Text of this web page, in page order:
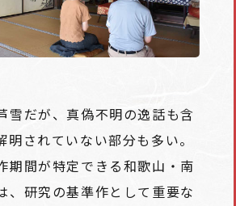
雪だが、真偽不明の逸話も含
明されていない部分も多い。
期間が特定できる和歌山・南
、研究の基準作として重要な